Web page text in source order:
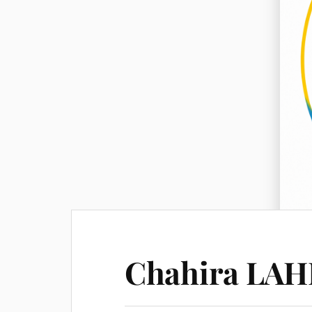
Chahira